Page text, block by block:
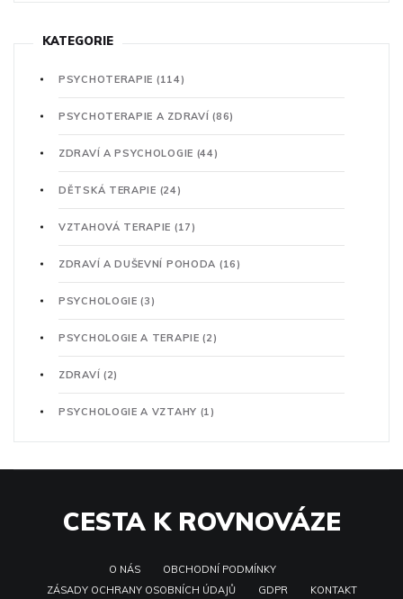
KATEGORIE
PSYCHOTERAPIE (114)
PSYCHOTERAPIE A ZDRAVÍ(86)
ZDRAVÍ A PSYCHOLOGIE (44)
DĚTSKÁ TERAPIE (24)
VZTAHOVÁ TERAPIE (17)
ZDRAVÍ A DUŠEVNÍ POHODA (16)
PSYCHOLOGIE(3)
PSYCHOLOGIE A TERAPIE(2)
ZDRAVÍ (2)
PSYCHOLOGIE A VZTAHY (1)
CESTA K ROVNOVÁZE
O NÁS
OBCHODNÍ PODMÍNKY
ZÁSADY OCHRANY OSOBNÍCH ÚDAJŮ
GDPR KONTAKT